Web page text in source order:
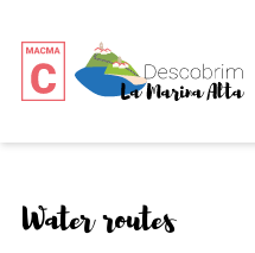
Water routes